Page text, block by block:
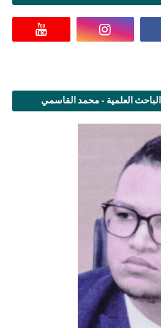
العلمية - محمد القاسمي